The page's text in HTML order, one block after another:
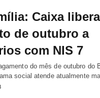
Caixa
de outubro a
com NIS 7
do mês de outubro do
social atende atualmente